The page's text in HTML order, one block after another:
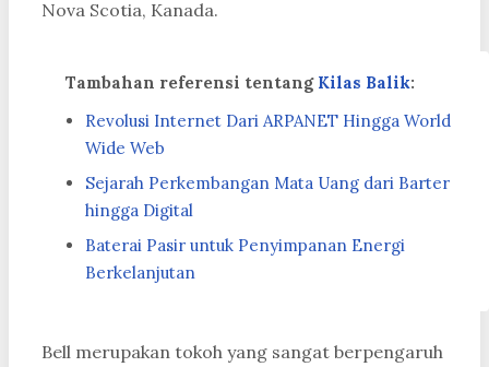
Nova Scotia, Kanada.
Tambahan referensi tentang Kilas Balik:
Revolusi Internet Dari ARPANET Hingga World
Wide Web
Sejarah Perkembangan Mata Uang dari Barter
hingga Digital
Baterai Pasir untuk Penyimpanan Energi
Berkelanjutan
Bell merupakan tokoh yang sangat berpengaruh